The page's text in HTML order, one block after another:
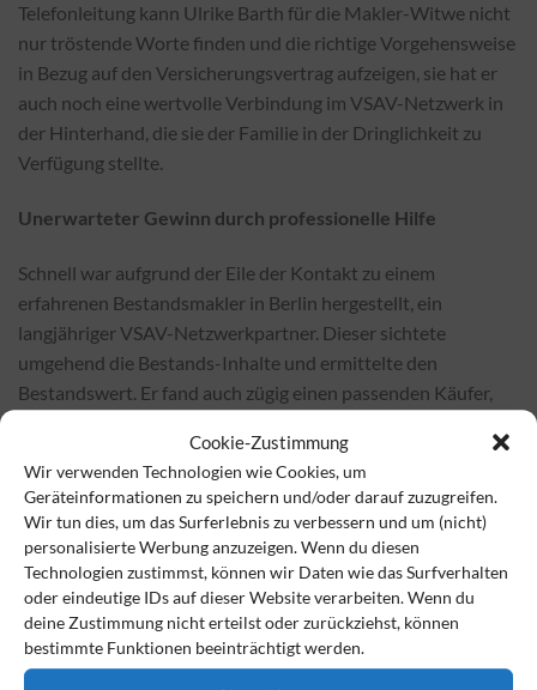
Cookie-Zustimmung
Wir verwenden Technologien wie Cookies, um
Geräteinformationen zu speichern und/oder darauf zuzugreifen.
Wir tun dies, um das Surferlebnis zu verbessern und um (nicht)
personalisierte Werbung anzuzeigen. Wenn du diesen
Technologien zustimmst, können wir Daten wie das Surfverhalten
oder eindeutige IDs auf dieser Website verarbeiten. Wenn du
deine Zustimmung nicht erteilst oder zurückziehst, können
bestimmte Funktionen beeinträchtigt werden.
Telefonleitung kann Ulrike Barth für die Makler-Witwe nicht
nur tröstende Worte finden und die richtige Vorgehensweise
in Bezug auf den Versicherungsvertrag aufzeigen, sie hat er
auch noch eine wertvolle Verbindung im VSAV-Netzwerk in
der Hinterhand, die sie der Familie in der Dringlichkeit zu
Verfügung stellte.
Unerwarteter Gewinn durch professionelle Hilfe
Schnell war aufgrund der Eile der Kontakt zu einem
erfahrenen Bestandsmakler in Berlin hergestellt, ein
langjähriger VSAV-Netzwerkpartner. Dieser sichtete
umgehend die Bestands-Inhalte und ermittelte den
Bestandswert. Er fand auch zügig einen passenden Käufer,
Preis des ermittelten Wertes übernahm.
Was für ein Glück für die Familie, die eh schon geschockt und
finanziell hart getroffen war! Sie erhielt nun das das fast 20-
fache des Preises, für den sie den Kundenstamm ursprünglich
hatte abstoßen wollen..
Das Beispiel zeigt, wie wichtig Erfahrung, eine professionelle
Arbeit und eine sehr gute Vernetzung im Markt sind. Die